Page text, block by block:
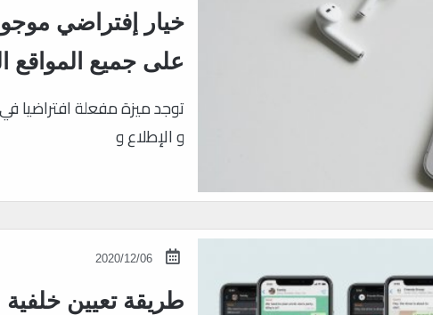
خيار إفتراضي
على جميع المواقع
توجد ميزة مفعلة افتراضيا
و الإطلاع و
2020/12/06
طريقة تعيين